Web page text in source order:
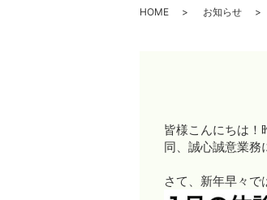
HOME お知らせ
皆様こんにちは！
同、誠心誠意業務
さて、新年早々で